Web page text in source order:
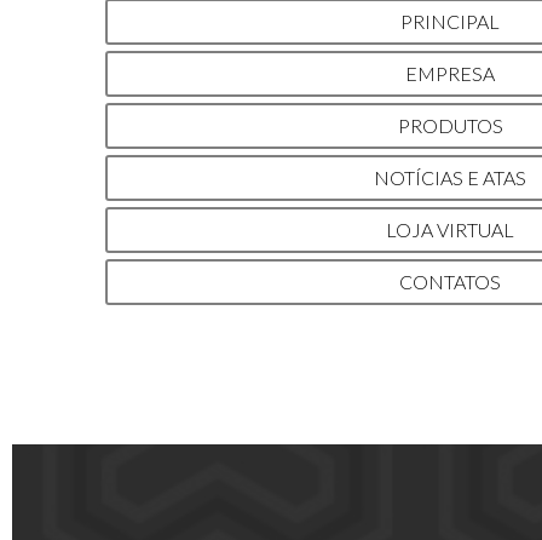
PRINCIPAL
EMPRESA
PRODUTOS
NOTÍCIAS E ATAS
LOJA VIRTUAL
CONTATOS